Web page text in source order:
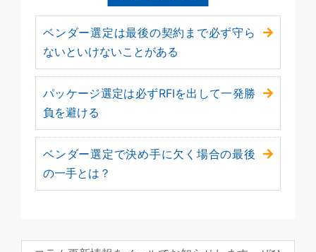
ベンダー選定は最後の契約まで必ず守ら
ないといけないことがある
パッケージ選定は必ずRFIを出して一発勝
負を避ける
ベンダー選定で決め手に欠く場合の最後
の一手とは？